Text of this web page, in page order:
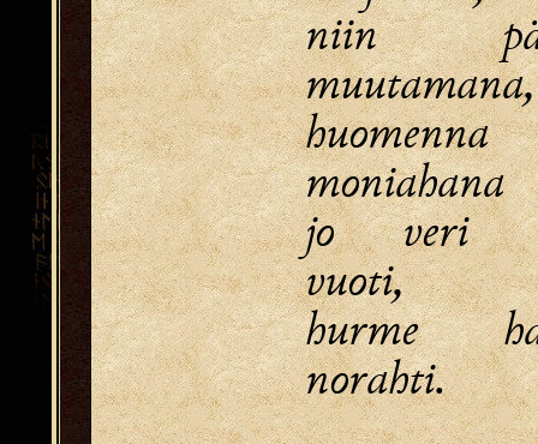
niin
muutamana,
huomenna
moniahana
jo veri
vuoti,
hurme
norahti.